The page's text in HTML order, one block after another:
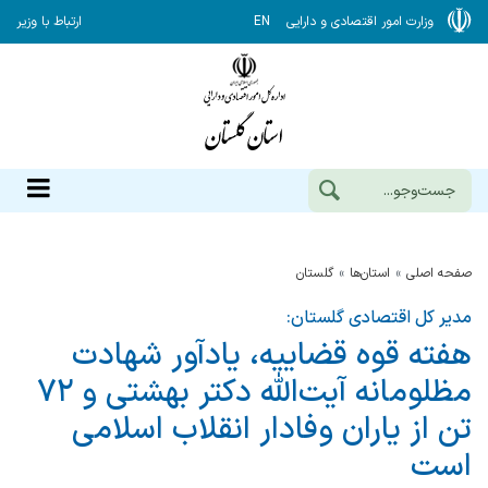
وزارت امور اقتصادی و دارایی EN ارتباط با وزیر
صفحه اصلی استان‌ها گلستان
مدیر کل اقتصادی گلستان:
هفته قوه قضاییه، یادآور شهادت
مظلومانه آیت‌الله دکتر بهشتی و ۷۲
تن از یاران وفادار انقلاب اسلامی
است